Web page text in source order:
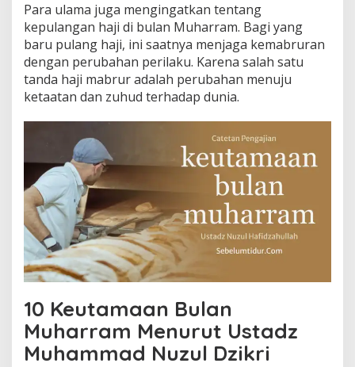
Para ulama juga mengingatkan tentang
kepulangan haji di bulan Muharram. Bagi yang
baru pulang haji, ini saatnya menjaga kemabruran
dengan perubahan perilaku. Karena salah satu
tanda haji mabrur adalah perubahan menuju
ketaatan dan zuhud terhadap dunia.
10 Keutamaan Bulan
Muharram Menurut Ustadz
Muhammad Nuzul Dzikri